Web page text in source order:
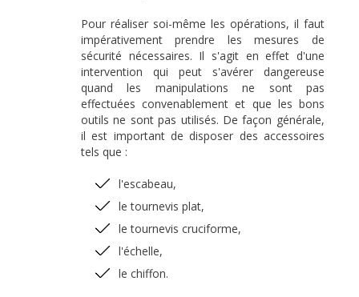
Pour réaliser soi-même les opérations, il faut
impérativement prendre les mesures de
sécurité nécessaires. Il s'agit en effet d'une
intervention qui peut s'avérer dangereuse
quand les manipulations ne sont pas
effectuées convenablement et que les bons
outils ne sont pas utilisés. De façon générale,
il est important de disposer des accessoires
tels que :
l'escabeau,
le tournevis plat,
le tournevis cruciforme,
l'échelle,
le chiffon.